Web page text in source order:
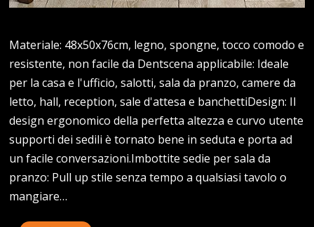
Materiale: 48x50x76cm, legno, spongne, tocco comodo e
resistente, non facile da Dentscena applicabile: Ideale
per la casa e l'ufficio, salotti, sala da pranzo, camere da
letto, hall, reception, sale d'attesa e banchettiDesign: Il
design ergonomico della perfetta altezza e curvo utente
supporti dei sedili è tornato bene in seduta e porta ad
un facile conversazioni.Imbottite sedie per sala da
pranzo: Pull up stile senza tempo a qualsiasi tavolo o
mangiare…